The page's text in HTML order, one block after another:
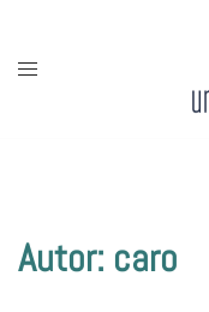
springen
Autor: caro